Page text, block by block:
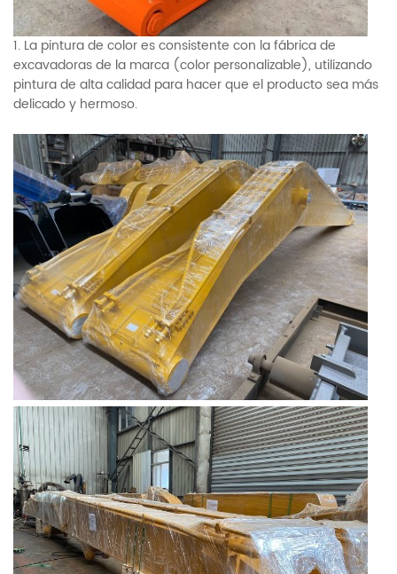
1. La pintura de color es consistente con la fábrica de
excavadoras de la marca (color personalizable), utilizando
pintura de alta calidad para hacer que el producto sea más
delicado y hermoso.